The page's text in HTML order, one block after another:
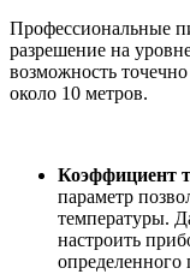
Профессиональные
разрешение на
возможность
около 10 метров.
Коэффициент
параметр
температуры.
настроить
определенного